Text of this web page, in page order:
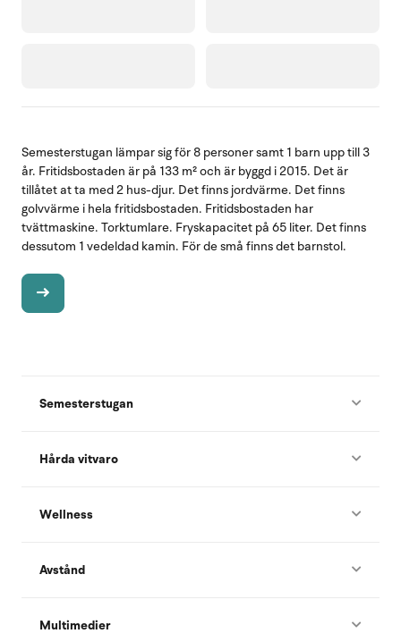
Semesterstugan lämpar sig för 8 personer samt 1 barn upp till 3
år. Fritidsbostaden är på 133 m² och är byggd i 2015. Det är
tillåtet at ta med 2 hus-djur. Det finns jordvärme. Det finns
golvvärme i hela fritidsbostaden. Fritidsbostaden har
tvättmaskine. Torktumlare. Fryskapacitet på 65 liter. Det finns
dessutom 1 vedeldad kamin. För de små finns det barnstol.
Semesterstugan
Hårda vitvaro
Wellness
Avstånd
Multimedier